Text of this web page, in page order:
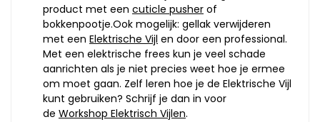
product met een cuticle pusher of
bokkenpootje.Ook mogelijk: gellak verwijderen
met een Elektrische Vijl en door een professional.
Met een elektrische frees kun je veel schade
aanrichten als je niet precies weet hoe je ermee
om moet gaan. Zelf leren hoe je de Elektrische Vijl
kunt gebruiken? Schrijf je dan in voor
de Workshop Elektrisch Vijlen.